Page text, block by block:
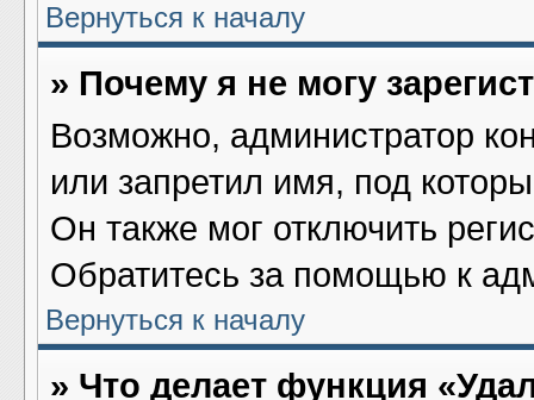
Вернуться к началу
» Почему я не могу
Возможно, администратор
или запретил имя, под
Он также мог отключить
Обратитесь за помощью к
Вернуться к началу
» Что делает функция